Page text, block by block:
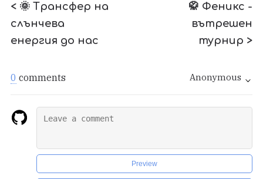
< 🌞 Трансфер на
слънчева
енергия до нас
🥋 Феникс -
вътрешен
турнир >
0 comments Anonymous
Preview